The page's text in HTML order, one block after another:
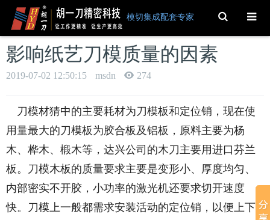
模切集成配套专家 Toggle
Search
影响纸艺刀模质量的因素
2019-07-02 12:50:15 msdn 274
刀模材猜中的主要耗材为刀模板和定位销，现在使
用量最大的刀模板为胶合板及铝板，原料主要为杨
木、桦木、椴木等，达兴公司的木刀主要用进口芬兰
板。刀模木板的质量要求主要是变形小、厚度均匀、
内部密实不开胶，小功率的激光机还要求切开速度
快。刀模上一般都需求安装活动的定位销，以便上下